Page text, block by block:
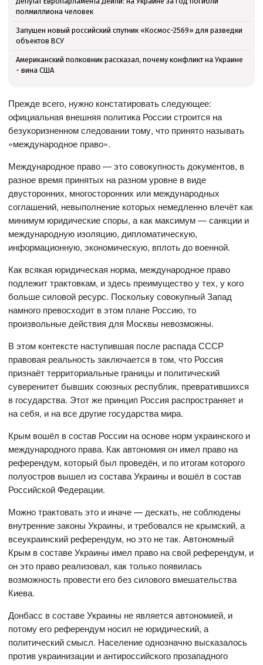
полмиллиона человек
Запущен новый российский спутник «Космос-2569» для разведки
объектов ВСУ
Американский полковник рассказал, почему конфликт на Украине
- вина США
Прежде всего, нужно констатировать следующее:
официальная внешняя политика России строится на
безукоризненном следовании тому, что принято называть
«международное право».
Международное право — это совокупность документов, в
разное время принятых на разном уровне в виде
двусторонних, многосторонних или международных
соглашений, невыполнение которых немедленно влечёт как
минимум юридические споры, а как максимум — санкции и
международную изоляцию, дипломатическую,
информационную, экономическую, вплоть до военной.
Как всякая юридическая норма, международное право
подлежит трактовкам, и здесь преимущество у тех, у кого
больше силовой ресурс. Поскольку совокупный Запад
намного превосходит в этом плане Россию, то
произвольные действия для Москвы невозможны.
В этом контексте наступившая после распада СССР
правовая реальность заключается в том, что Россия
признаёт территориальные границы и политический
суверенитет бывших союзных республик, превратившихся
в государства. Этот же принцип Россия распространяет и
на себя, и на все другие государства мира.
Крым вошёл в состав России на основе норм украинского и
международного права. Как автономия он имел право на
референдум, который был проведён, и по итогам которого
полуостров вышел из состава Украины и вошёл в состав
Российской Федерации.
Можно трактовать это и иначе — дескать, не соблюдены
внутренние законы Украины, и требовался не крымский, а
всеукраинский референдум, но это не так. Автономный
Крым в составе Украины имел право на свой референдум, и
он это право реализовал, как только появилась
возможность провести его без силового вмешательства
Киева.
Донбасс в составе Украины не является автономией, и
потому его референдум носил не юридический, а
политический смысл. Население однозначно высказалось
против украинизации и антироссийского прозападного